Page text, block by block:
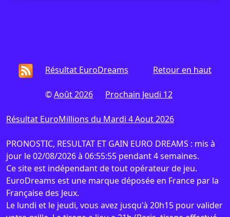
Retour en haut
Résultat EuroDreams
©Août 2026 Prochain Jeudi 12
Résultat EuroMillions du Mardi 4 Aout 2026
PRONOSTIC, RESULTAT ET GAIN EURO DREAMS : mis à
jour le 02/08/2026 à 06:55:55 pendant 4 semaines.
Ce site est indépendant de tout opérateur de jeu.
EuroDreams est une marque déposée en France par la
Française des Jeux.
Le lundi et le jeudi, vous avez jusqu'à 20h15 pour valider